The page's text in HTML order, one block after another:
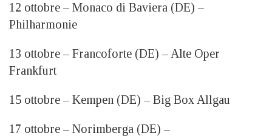
12 ottobre – Monaco di Baviera (DE) –
Philharmonie
13 ottobre – Francoforte (DE) – Alte Oper
Frankfurt
15 ottobre – Kempen (DE) – Big Box Allgau
17 ottobre – Norimberga (DE) –